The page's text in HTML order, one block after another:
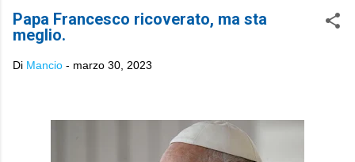
Papa Francesco ricoverato, ma sta
meglio.
Di Mancio - marzo 30, 2023